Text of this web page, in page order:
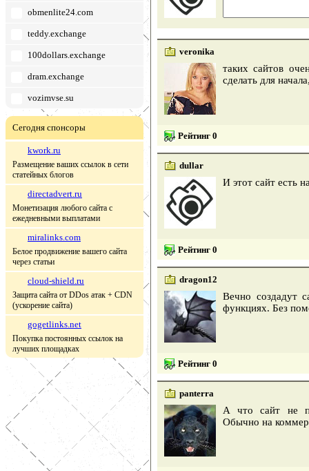
obmenlite24.com
teddy.exchange
100dollars.exchange
dram.exchange
vozimvse.su
Сегодня спонсоры
kwork.ru
Размещение ваших ссылок в сети
статейных блогов
directadvert.ru
Монетизация любого сайта с
ежедневными выплатами
miralinks.com
Белое продвижение вашего сайта
через статьи
cloud-shield.ru
Защита сайта от DDos атак + CDN
(ускорение сайта)
gogetlinks.net
Покупка постоянных ссылок на
лучших площадках
veronika
таких сайтов
сделать для
Рейтинг 0
dullar
И этот сайт есть
Рейтинг 0
dragon12
Вечно создадут
функциях. Без
Рейтинг 0
panterra
А что сайт не
Обычно на